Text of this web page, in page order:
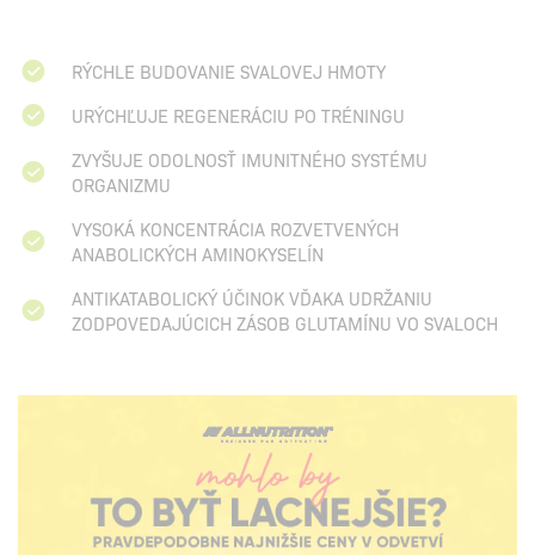
RÝCHLE BUDOVANIE SVALOVEJ HMOTY
URÝCHĽUJE REGENERÁCIU PO TRÉNINGU
ZVYŠUJE ODOLNOSŤ IMUNITNÉHO SYSTÉMU
ORGANIZMU
VYSOKÁ KONCENTRÁCIA ROZVETVENÝCH
ANABOLICKÝCH AMINOKYSELÍN
ANTIKATABOLICKÝ ÚČINOK VĎAKA UDRŽANIU
ZODPOVEDAJÚCICH ZÁSOB GLUTAMÍNU VO SVALOCH